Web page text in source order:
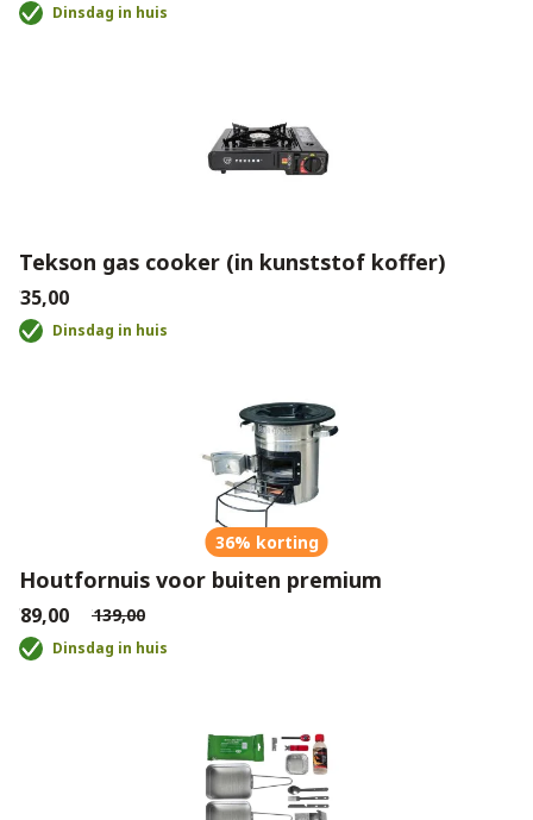
Dinsdag in huis
Tekson gas cooker (in kunststof koffer)
€35,00
Dinsdag in huis
36% korting
Houtfornuis voor buiten premium
€89,00 €139,00
Dinsdag in huis